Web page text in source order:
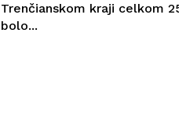
Trenčianskom kraji celkom 252
bolo...